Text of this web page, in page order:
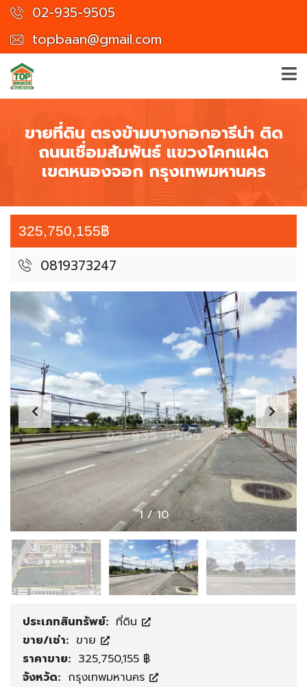
02-935-9505
topbaan@gmail.com
ขายที่ดิน ตรงข้ามบางกอกอารีน่า ติด
ถนนเชื่อมสัมพันธ์ แขวงโคกแฝด
เขตหนองจอก กรุงเทพมหานคร
325,750,155฿
0819373247
1 /10
ประเภทสินทรัพย์: ที่ดิน
ขาย/เช่า: ขาย
ราคาขาย: 325,750,155 ฿
จังหวัด: กรุงเทพมหานคร